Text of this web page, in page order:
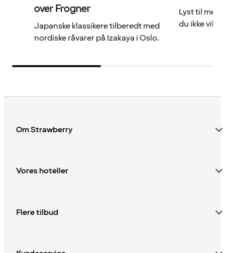
over Frogner
Japanske klassikere tilberedt med
nordiske råvarer på Izakaya i Oslo.
Lyst til
du ikke vil
Om Strawberry
Vores hoteller
Flere tilbud